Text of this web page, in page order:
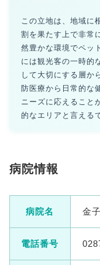
この立地は、地域に
割を果たす上で非常
然豊かな環境でペッ
には観光客の一時的
して大切にする層か
防医療から日常的な
ニーズに応えること
的なエリアと言える
病院情報
病院名 金
電話番号